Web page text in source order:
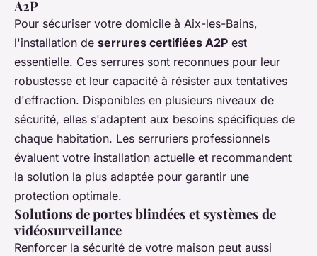
A2P
Pour sécuriser votre domicile à Aix-les-Bains,
l'installation de serrures certifiées A2P est
essentielle. Ces serrures sont reconnues pour leur
robustesse et leur capacité à résister aux tentatives
d'effraction. Disponibles en plusieurs niveaux de
sécurité, elles s'adaptent aux besoins spécifiques de
chaque habitation. Les serruriers professionnels
évaluent votre installation actuelle et recommandent
la solution la plus adaptée pour garantir une
protection optimale.
Solutions de portes blindées et systèmes de
vidéosurveillance
Renforcer la sécurité de votre maison peut aussi